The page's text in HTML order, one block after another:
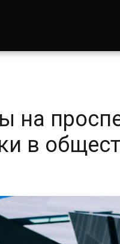
на
в